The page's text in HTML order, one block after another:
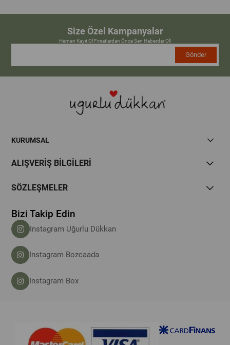
Size Özel Kampanyalar
Hemen Kayıt Ol Fırsatlardan Önce Sen Haberdar Ol!
Gönder
KURUMSAL
ALIŞVERİŞ BİLGİLERİ
SÖZLEŞMELER
Bizi Takip Edin
Instagram Uğurlu Dükkan
Instagram Bozcaada
Instagram Box